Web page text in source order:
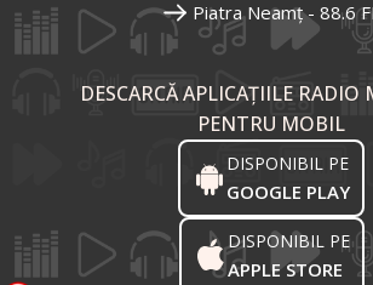
Piatra Neamț - 88.6
DESCARCĂ APLICAȚIILE RADIO
PENTRU MOBIL
DISPONIBIL PE
GOOGLE PLAY
DISPONIBIL PE
APPLE STORE